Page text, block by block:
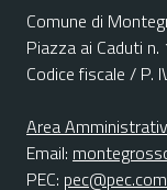
Comune di
Piazza ai Caduti
Codice fiscale / P.
Area
Email:
PEC: